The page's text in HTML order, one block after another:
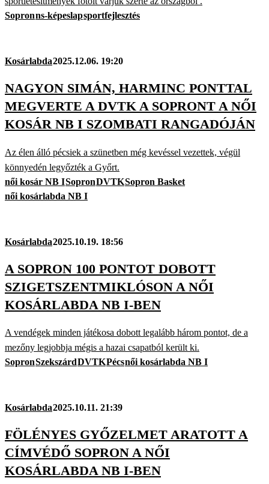
Sopronns-képeslapsportfejlesztés
Kosárlabda2025.12.06. 19:20
NAGYON SIMÁN, HARMINC PONTTAL
MEGVERTE A DVTK A SOPRONT A NŐI
KOSÁR NB I SZOMBATI RANGADÓJÁN
Az élen álló pécsiek a szünetben még kevéssel vezettek, végül
könnyedén legyőzték a Győrt.
női kosár NB ISopronDVTKSopron Basket
női kosárlabda NB I
Kosárlabda2025.10.19. 18:56
A SOPRON 100 PONTOT DOBOTT
SZIGETSZENTMIKLÓSON A NŐI
KOSÁRLABDA NB I-BEN
A vendégek minden játékosa dobott legalább három pontot, de a
mezőny legjobbja mégis a hazai csapatból került ki.
SopronSzekszárdDVTKPécsnői kosárlabda NB I
Kosárlabda2025.10.11. 21:39
FÖLÉNYES GYŐZELMET ARATOTT A
CÍMVÉDŐ SOPRON A NŐI
KOSÁRLABDA NB I-BEN